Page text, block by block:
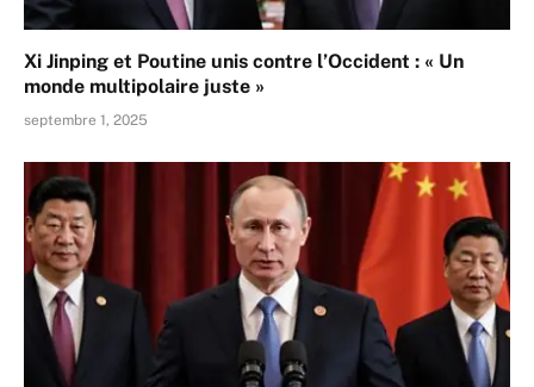
Xi Jinping et Poutine unis contre l’Occident : « Un
monde multipolaire juste »
septembre 1, 2025